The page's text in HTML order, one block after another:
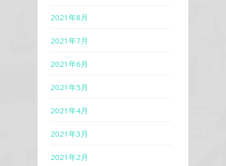
2021年8月
2021年7月
2021年6月
2021年5月
2021年4月
2021年3月
2021年2月